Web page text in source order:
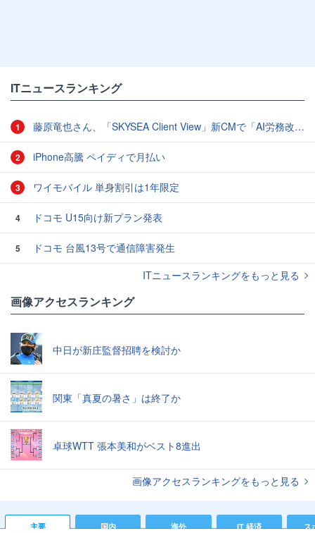
ITニュースランキング
1 藤原竜也さん、「SKYSEA Client View」新CMで「AI労務改善」をアピール 働き方をAIが分析したら「すぐに休んで」と言われる？
2 iPhone高騰 ペイディで月払い
3 ワイモバイル 単身割引は1年限定
4 ドコモ U15向け新プラン発表
5
ドコモ 台風13号で通信障害発生
ITニュースランキングをもっと見る
画像アクセスランキング
中日が新庄監督招聘を検討か
関東「真夏の暑さ」は終了か
卓球WTT 張本美和がベスト8進出
画像アクセスランキングをもっと見る
主要 国内 海外 IT 経済 ス